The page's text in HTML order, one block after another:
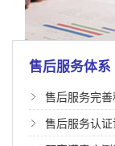
售后服务体系
售后服务完
售后服务认